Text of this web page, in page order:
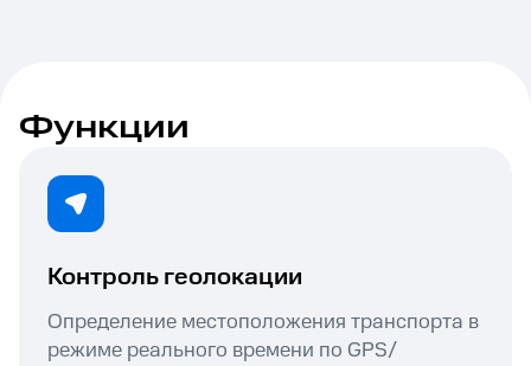
Функции
Контроль геолокации
Определение местоположения транспорта в
режиме реального времени по GPS/